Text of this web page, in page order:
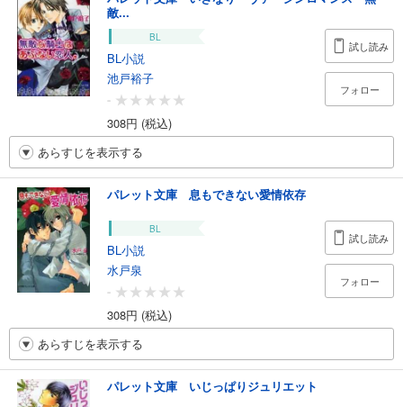
敵...
BL
BL小説
池戸裕子
-
308円 (税込)
試し読み
フォロー
あらすじを表示する
パレット文庫 息もできない愛情依存
BL
BL小説
水戸泉
-
308円 (税込)
試し読み
フォロー
あらすじを表示する
パレット文庫 いじっぱりジュリエット